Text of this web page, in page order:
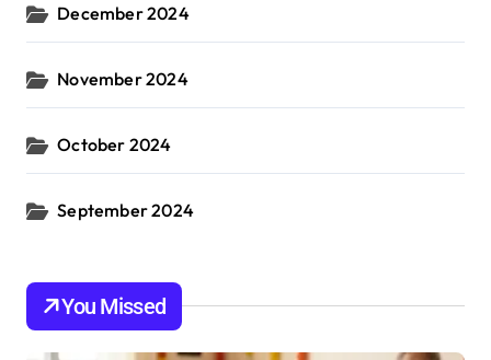
December 2024
November 2024
October 2024
September 2024
You Missed